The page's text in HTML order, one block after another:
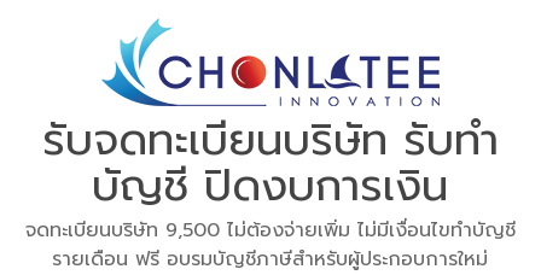
รับจดทะเบียนบริษัท รับทำ
บัญชี ปิดงบการเงิน
จดทะเบียนบริษัท 9,500 ไม่ต้องจ่ายเพิ่ม ไม่มีเงื่อนไขทำบัญชี
รายเดือน ฟรี อบรมบัญชีภาษีสำหรับผู้ประกอบการใหม่